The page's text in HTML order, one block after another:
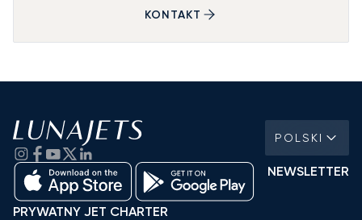
KONTAKT
POLSKI
NEWSLETTER
PRYWATNY JET CHARTER